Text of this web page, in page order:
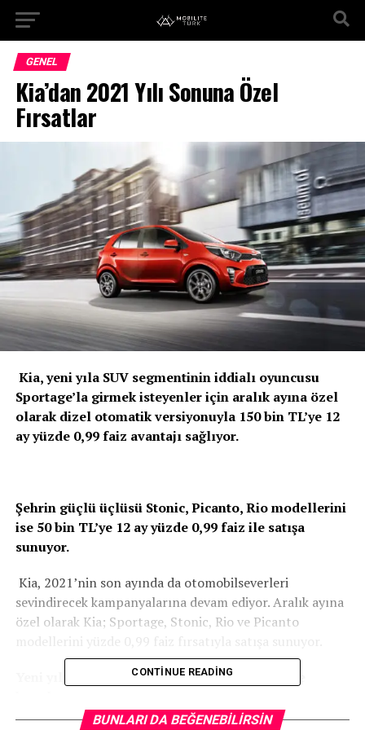
GENEL
Kia’dan 2021 Yılı Sonuna Özel
Fırsatlar
Kia, yeni yıla SUV segmentinin iddialı oyuncusu
Sportage’la girmek isteyenler için aralık ayına özel
olarak dizel otomatik versiyonuyla 150 bin TL’ye 12
ay yüzde 0,99 faiz avantajı sağlıyor.
Şehrin güçlü üçlüsü Stonic, Picanto, Rio modellerini
ise 50 bin TL’ye 12 ay yüzde 0,99 faiz ile satışa
sunuyor.
Kia, 2021’nin son ayında da otomobilseverleri
sevindirecek kampanyalarına devam ediyor. Aralık ayına
özel olarak Kia; Sportage, Stonic, Rio ve Picanto
modellerini yüzde 0,99 faiz fırsatıyla satışa sunuyor.
Yeni yılı SUV’un iddialı oyuncusu Sportage ile
CONTINUE READING
BUNLARI DA BEĞENEBILIRSIN